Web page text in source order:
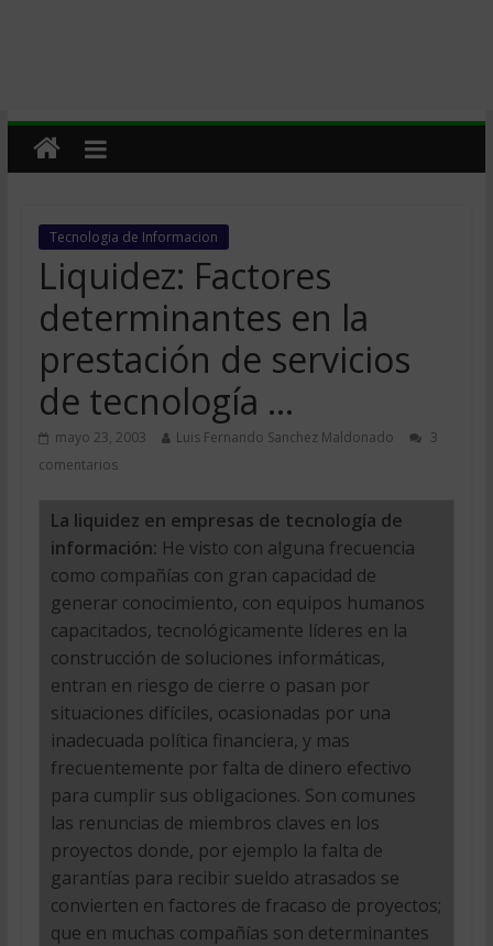
Tecnologia de Informacion
Liquidez: Factores
determinantes en la
prestación de servicios
de tecnología …
mayo 23, 2003 Luis Fernando Sanchez Maldonado
3
comentarios
La liquidez en empresas de tecnología de
información: He visto con alguna frecuencia
como compañías con gran capacidad de
generar conocimiento, con equipos humanos
capacitados, tecnológicamente líderes en la
construcción de soluciones informáticas,
entran en riesgo de cierre o pasan por
situaciones difíciles, ocasionadas por una
inadecuada política financiera, y mas
frecuentemente por falta de dinero efectivo
para cumplir sus obligaciones. Son comunes
las renuncias de miembros claves en los
proyectos donde, por ejemplo la falta de
garantías para recibir sueldo atrasados se
convierten en factores de fracaso de proyectos;
que en muchas compañías son determinantes